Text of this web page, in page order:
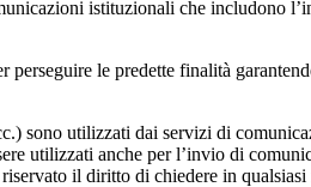
istituzionali che includono
le predette finalità
sono utilizzati dai servizi di
utilizzati anche per l’invio di
il diritto di chiedere in